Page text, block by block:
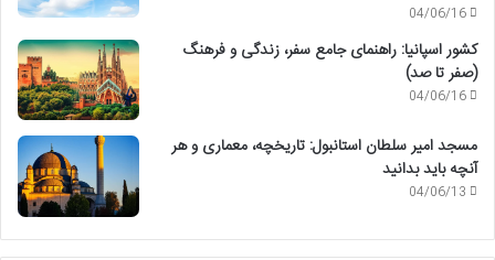
04/06/16
کشور اسپانیا: راهنمای جامع سفر، زندگی و فرهنگ
(صفر تا صد)
04/06/16
مسجد امیر سلطان استانبول: تاریخچه، معماری و هر
آنچه باید بدانید
04/06/13